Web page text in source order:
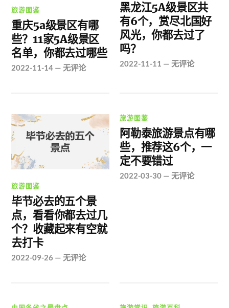
旅游图鉴
重庆5a级景区有哪
些？11家5A级景区
名单，你都去过哪些
2022-11-14 —无评论
黑龙江5A级景区共
有6个，赏尽北国好
风光，你都去过了
吗？
2022-11-11 —无评论
旅游图鉴
毕节必去的五个景
点，看看你都去过几
个？收藏起来有空就
去打卡
2022-09-26 —无评论
旅游图鉴
阿勒泰旅游景点有哪
些，推荐这6个，一
定不要错过
2022-03-30 —无评论